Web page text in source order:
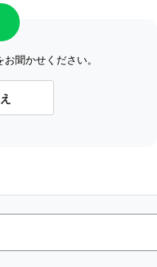
聞かせください。